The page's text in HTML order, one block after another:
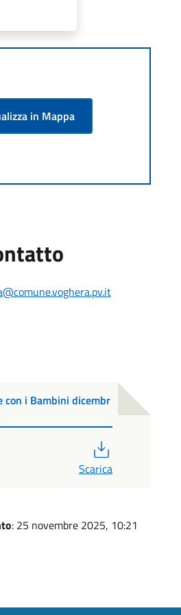
in Mappa
con i Bambini dicembr
Scarica
: 25 novembre 2025, 10:21